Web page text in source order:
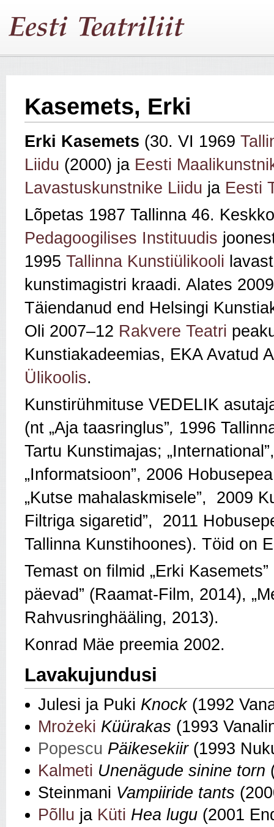
Kasemets, Erki
Erki Kasemets (30. VI 1969
Liidu (2000) ja Eesti
Lavastuskunstnike Liidu ja Eesti
Lõpetas 1987 Tallinna 46.
Pedagoogilises Instituudis
1995 Tallinna Kunstiülikooli
kunstimagistri kraadi. Alates
Täiendanud end Helsingi
Oli 2007–12 Rakvere Teatri
Kunstiakadeemias, EKA Avatud
Ülikoolis.
Kunstirühmituse VEDELIK
(nt „Aja taasringlus”, 1996
Tartu Kunstimajas;
„Informatsioon”, 2006
„Kutse mahalaskmisele”, 2009
Filtriga sigaretid”, 2011
Tallinna Kunstihoones). Töid on
Temast on filmid „Erki
päevad” (Raamat-Film, 2014),
Rahvusringhääling, 2013).
Konrad Mäe preemia 2002.
Lavakujundusi
Julesi ja Puki Knock (1992
Mrożeki Küürakas (1993
Popescu Päikesekiir (1993
Kalmeti Unenägude sinine torn
Steinmani Vampiiride tants
Põllu ja Küti Hea lugu (2001